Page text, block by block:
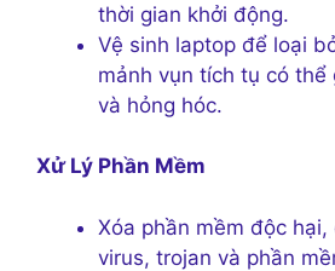
thời gian khởi động.
Vệ sinh laptop để loại
mảnh vụn tích tụ có thể
và hỏng hóc.
Xử Lý Phần Mềm
Xóa phần mềm độc
virus, trojan và phần